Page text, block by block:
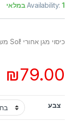
Availability:1 במלאי
כיסוי מגן אחורי !Sol משולשים לסמארטפון +Iphone 7/8 במגוון צבעים
₪79.00
צבע